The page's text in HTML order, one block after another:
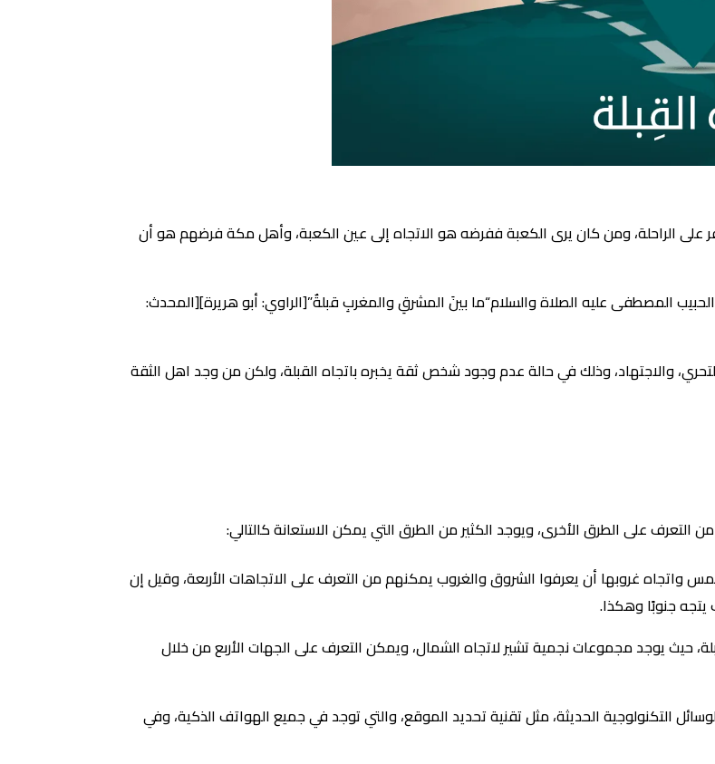
على الراحلة، ومن كان يرى الكعبة ففرضه هو الاتجاه إلى عين الكعبة، وأهل مكة فرضهم هو أن
المصطفى عليه الصلاة والسلام“ما بينَ المشرقِ والمغربِ قبلةٌ”[الراوي: أبو هريرة][المحدث:
والاجتهاد، وذلك في حالة عدم وجود شخص ثقة يخبره باتجاه القبلة، ولكن من وجد اهل الثقة
التعرف على الطرق الأخرى، ويوجد الكثير من الطرق التي يمكن الاستعانة كالتالي:
غروبها أن يعرفوا الشروق والغروب يمكنهم من التعرف على الاتجاهات الأربعة، وقيل إن
جنوبًا وهكذا.
حيث يوجد مجموعات نجمية تشير لاتجاه الشمال، ويمكن التعرف على الجهات الأربع من خلال
التكنولوجية الحديثة، مثل تقنية تحديد الموقع، والتي توجد في جميع الهواتف الذكية، وفي